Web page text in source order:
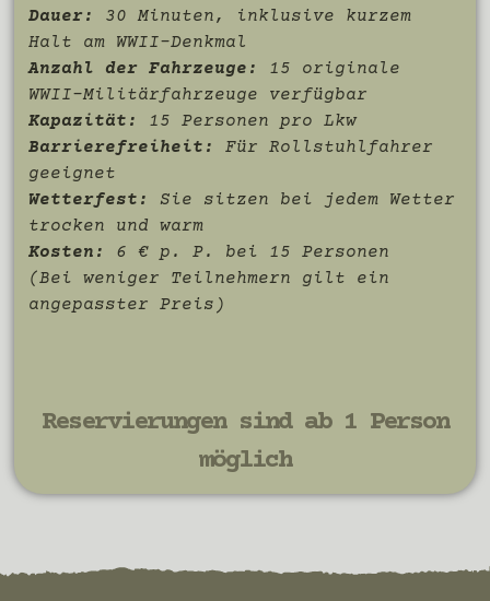
Dauer:
30 Minuten, inklusive kurzem
Halt am WWII-Denkmal
Anzahl der Fahrzeuge:
15 originale
WWII-Militärfahrzeuge verfügbar
Kapazität:
15 Personen pro Lkw
Barrierefreiheit:
Für Rollstuhlfahrer
geeignet
Wetterfest:
Sie sitzen bei jedem Wetter
trocken und warm
Kosten:
6 € p. P. bei 15 Personen
(Bei weniger Teilnehmern gilt ein
angepasster Preis )
Reservierungen sind ab 1 Person
möglich